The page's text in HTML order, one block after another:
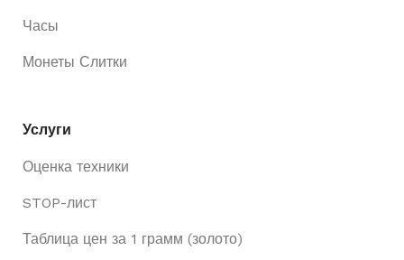
Часы
Монеты Слитки
Услуги
Оценка техники
STOP-лист
Таблица цен за 1 грамм (золото)